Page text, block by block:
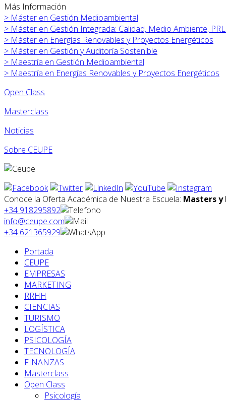
Más Información
> Máster en Gestión Medioambiental
> Máster en Gestión Integrada: Calidad, Medio Ambiente, PRL
> Máster en Energías Renovables y Proyectos Energéticos
> Máster en Gestión y Auditoría Sostenible
> Maestría en Gestión Medioambiental
> Maestría en Energías Renovables y Proyectos Energéticos
Open Class
Masterclass
Noticias
Sobre CEUPE
Conoce la Oferta Académica de Nuestra Escuela: Masters y
+34 918295892
info@ceupe.com
+34 621365929
Portada
CEUPE
EMPRESAS
MARKETING
RRHH
CIENCIAS
TURISMO
LOGÍSTICA
PSICOLOGÍA
TECNOLOGÍA
FINANZAS
Masterclass
Open Class
Psicología